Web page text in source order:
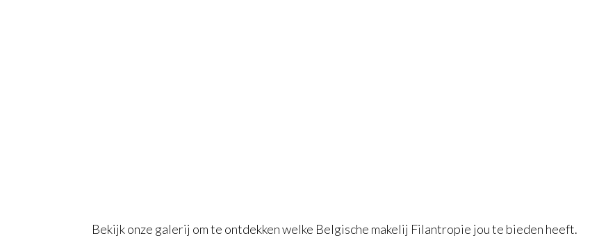
Bekijk onze galerij om te ontdekken welke Belgische makelij Filantropie jou te bieden heeft.